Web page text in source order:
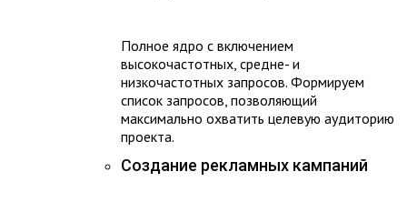
Полное ядро с включением
высокочастотных, средне- и
низкочастотных запросов. Формируем
список запросов, позволяющий
максимально охватить целевую аудиторию
проекта.
Создание рекламных кампаний